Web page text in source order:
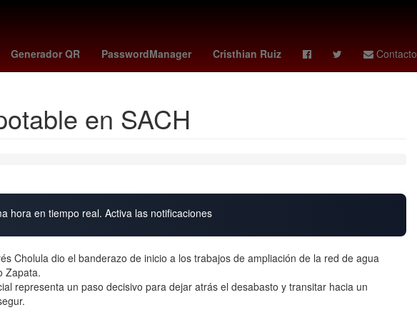
Generador QR PasswordManager Cristhian Ruiz Contacto
toy story 5 tiene escena post creditos miami vs san luis Venezolanos Cohete
en SACH
hora en tiempo real. Activa las notificaciones
Cholula dio el banderazo de inicio a los trabajos de ampliación de la red de agua
Zapata.
representa un paso decisivo para dejar atrás el desabasto y transitar hacia un